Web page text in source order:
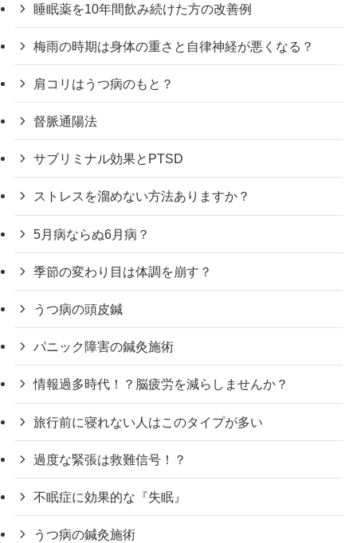
睡眠薬を10年間飲み続けた方の改善例
梅雨の時期は身体の重さと自律神経が悪くなる？
肩コリはうつ病のもと？
督脈通陽法
サブリミナル効果とPTSD
ストレスを溜めない方法ありますか？
5月病ならぬ6月病？
季節の変わり目は体調を崩す？
うつ病の頭皮鍼
パニック障害の鍼灸施術
情報過多時代！？脳疲労を減らしませんか？
旅行前に寝れない人はこのタイプが多い
過度な緊張は救難信号！？
不眠症に効果的な『失眠』
うつ病の鍼灸施術